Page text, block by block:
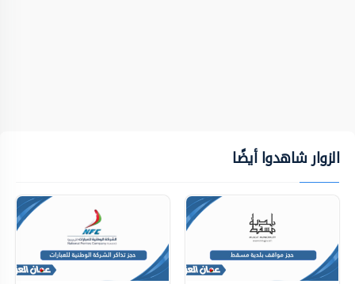
الزوار شاهدوا أيضًا